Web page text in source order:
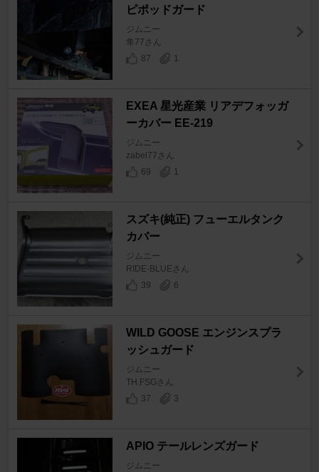
ピポッドガード
ジムニー
隼77さん
87
1
EXEA 星光産業 リアデフォッガ
ーカバー EE-219
ジムニー
zabel77さん
69
1
スズキ(純正) フューエルタンク
カバー
ジムニー
RIDE-BLUEさん
39
6
WILD GOOSE エンジンスプラ
ッシュガード
ジムニー
TH.FSGさん
37
3
APIO テールレンズガード
ジムニー